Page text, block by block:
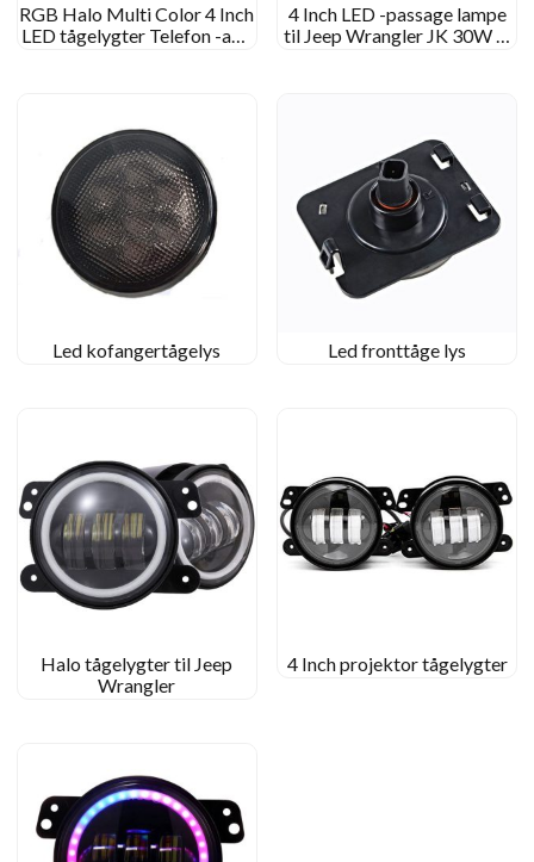
RGB Halo Multi Color 4 Inch
LED tågelygter Telefon -app
4 Inch LED -passage lampe
til Jeep Wrangler JK 30W 4′
Led kofangertågelys Led fronttåge lys
Halo tågelygter til Jeep
Wrangler
4 Inch projektor tågelygter